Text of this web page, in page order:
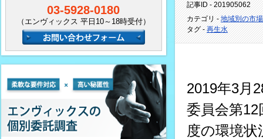
記事ID - 201905062
カテゴリ - 地域別の市
タグ - 再生水
2019年3月
委員会第
度の環境
03-5928-0180
（エンヴィックス 平日10～18時受付）